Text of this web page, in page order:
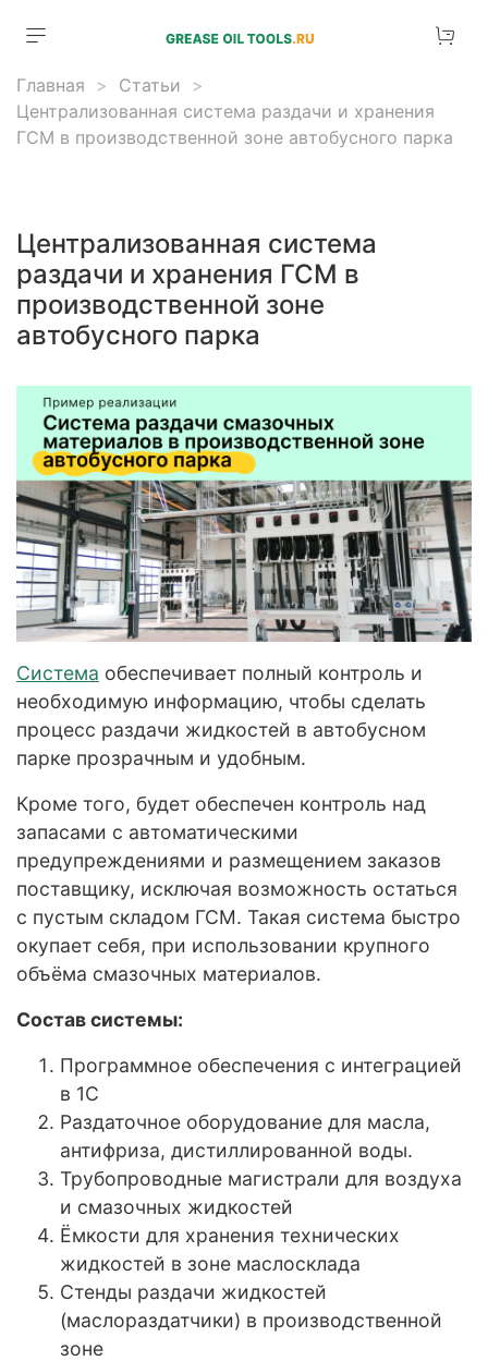
Главная
Статьи
Централизованная система раздачи и хранения
ГСМ в производственной зоне автобусного парка
Централизованная система
раздачи и хранения ГСМ в
производственной зоне
автобусного парка
Система обеспечивает полный контроль и
необходимую информацию, чтобы сделать
процесс раздачи жидкостей в автобусном
парке прозрачным и удобным.
Кроме того, будет обеспечен контроль над
запасами с автоматическими
предупреждениями и размещением заказов
поставщику, исключая возможность остаться
с пустым складом ГСМ. Такая система быстро
окупает себя, при использовании крупного
объёма смазочных материалов.
Состав системы:
Программное обеспечения с интеграцией
в 1С
Раздаточное оборудование для масла,
антифриза, дистиллированной воды.
Трубопроводные магистрали для воздуха
и смазочных жидкостей
Ёмкости для хранения технических
жидкостей в зоне маслосклада
Стенды раздачи жидкостей
(маслораздатчики) в производственной
зоне